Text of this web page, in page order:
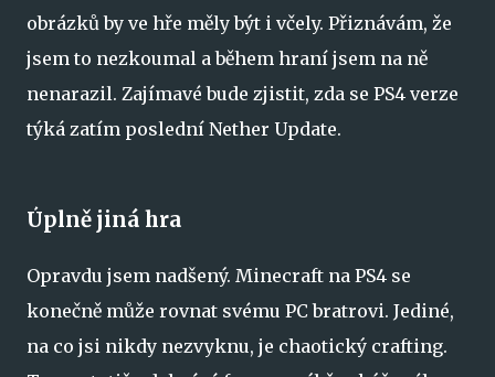
obrázků by ve hře měly být i včely. Přiznávám, že
jsem to nezkoumal a během hraní jsem na ně
nenarazil. Zajímavé bude zjistit, zda se PS4 verze
týká zatím poslední Nether Update.
Úplně jiná hra
Opravdu jsem nadšený. Minecraft na PS4 se
konečně může rovnat svému PC bratrovi. Jediné,
na co jsi nikdy nezvyknu, je chaotický crafting.